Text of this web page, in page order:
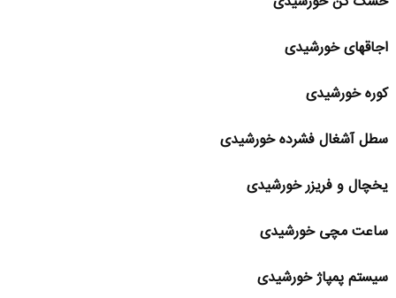
اجاقهای خورشیدی
کوره خورشیدی
سطل آشغال فشرده خورشیدی
یخچال و فریزر خورشیدی
ساعت مچی خورشیدی
سیستم پمپاژ خورشیدی